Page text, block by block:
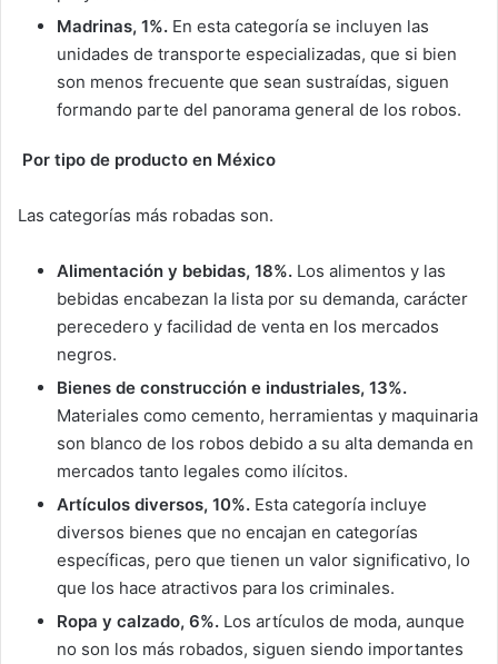
Madrinas, 1%. En esta categoría se incluyen las
unidades de transporte especializadas, que si bien
son menos frecuente que sean sustraídas, siguen
formando parte del panorama general de los robos.
Por tipo de producto en México
Las categorías más robadas son.
Alimentación y bebidas, 18%. Los alimentos y las
bebidas encabezan la lista por su demanda, carácter
perecedero y facilidad de venta en los mercados
negros.
Bienes de construcción e industriales, 13%.
Materiales como cemento, herramientas y maquinaria
son blanco de los robos debido a su alta demanda en
mercados tanto legales como ilícitos.
Artículos diversos, 10%. Esta categoría incluye
diversos bienes que no encajan en categorías
específicas, pero que tienen un valor significativo, lo
que los hace atractivos para los criminales.
Ropa y calzado, 6%. Los artículos de moda, aunque
no son los más robados, siguen siendo importantes